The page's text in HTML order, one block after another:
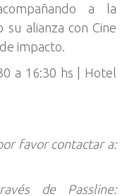
a la
su alianza con Cine
impacto.
a 16:30 hs | Hotel
favor contactar a:
de Passline: